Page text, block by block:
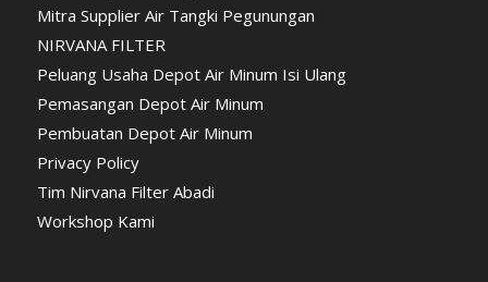
Mitra Supplier Air Tangki Pegunungan
NIRVANA FILTER
Peluang Usaha Depot Air Minum Isi Ulang
Pemasangan Depot Air Minum
Pembuatan Depot Air Minum
Privacy Policy
Tim Nirvana Filter Abadi
Workshop Kami